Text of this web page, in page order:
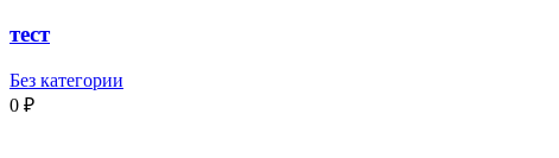
тест
Без категории
0 ₽